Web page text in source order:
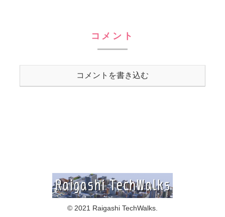
コメント
コメントを書き込む
© 2021 Raigashi TechWalks.